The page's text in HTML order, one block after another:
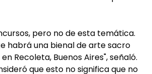
pero no de esta temática.
habrá una bienal de arte sacro
Recoleta, Buenos Aires", señaló.
que esto no significa que no